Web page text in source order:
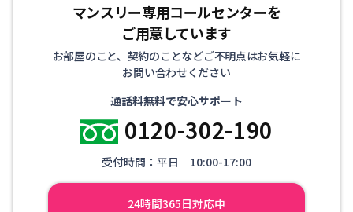
マンスリー専用コールセンターを
ご用意しています
お部屋のこと、契約のことなどご不明点はお気軽に
お問い合わせください
通話料無料で安心サポート
0120-302-190
受付時間：平日 10:00-17:00
24時間365日対応中